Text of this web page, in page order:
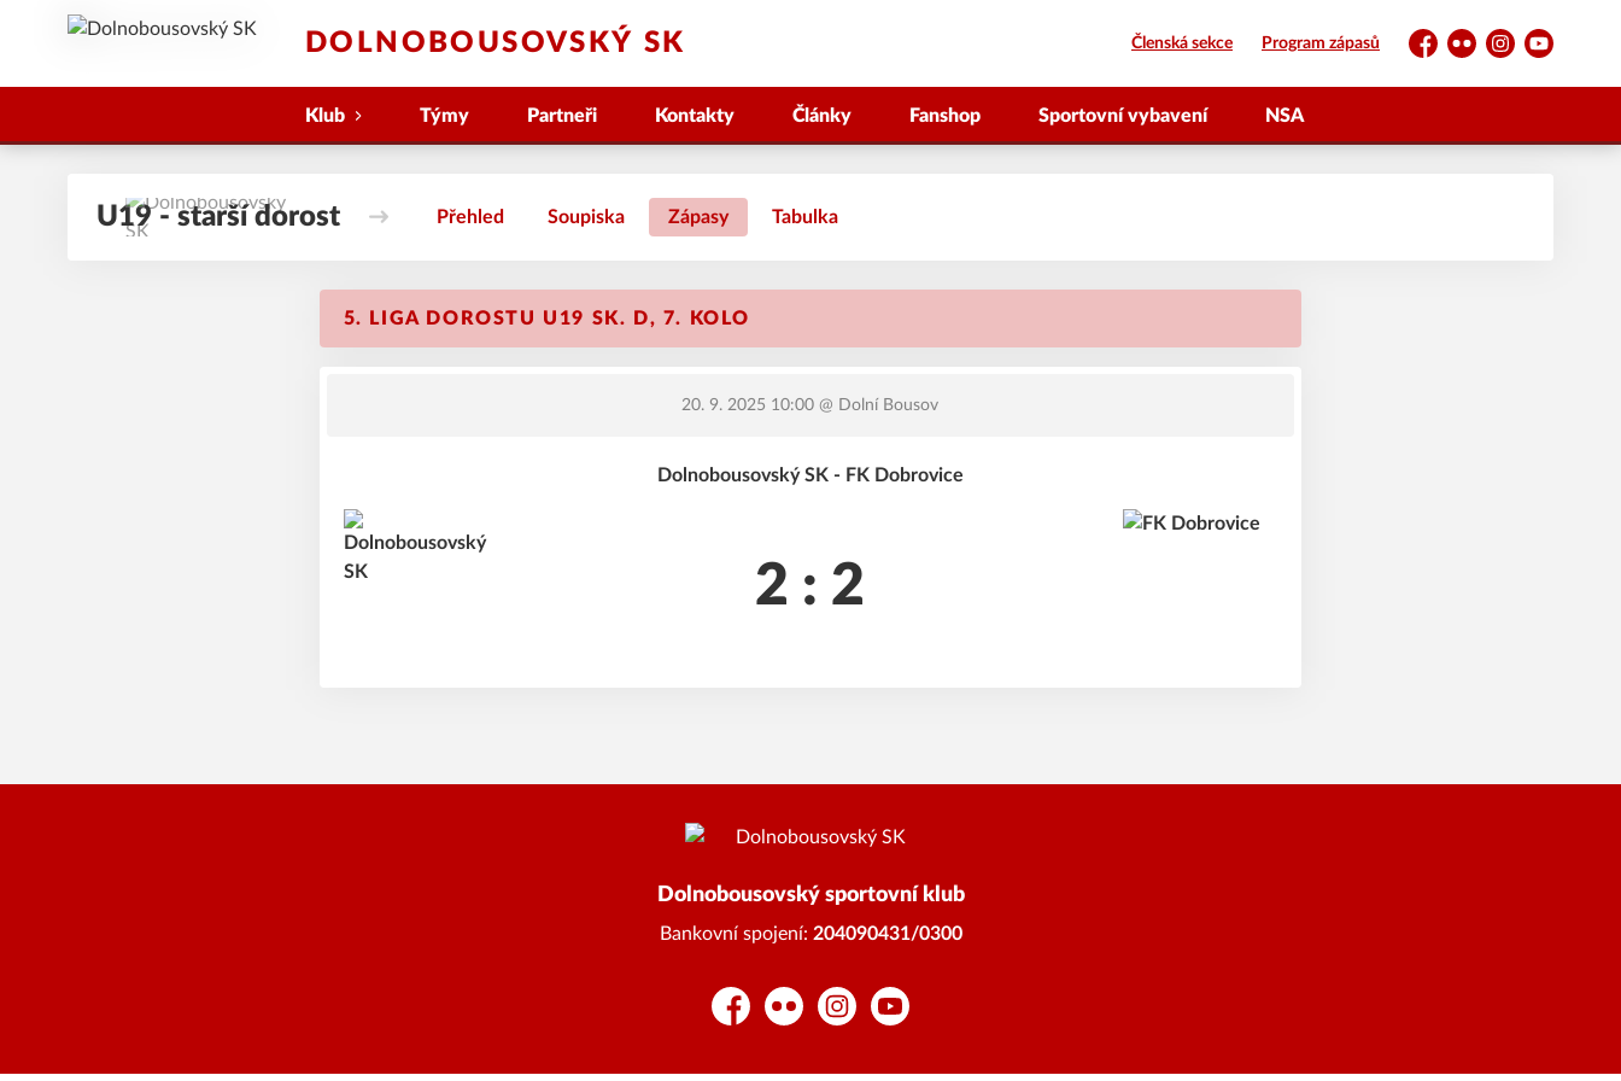
DOLNOBOUSOVSKÝ SK Členská sekce Program zápasů
Facebook
FlickrInstagramYouTube
Klub Týmy Partneři Kontakty Články Fanshop Sportovní vybavení NSA
U19 - starší dorost Přehled Soupiska Zápasy Tabulka
5. LIGA DOROSTU U19 SK. D, 7. KOLO
20. 9. 2025 10:00 @ Dolní Bousov
Dolnobousovský SK - FK Dobrovice
2 : 2
Dolnobousovský sportovní klub
Bankovní spojení: 204090431/0300
FacebookFlickr InstagramYouTube